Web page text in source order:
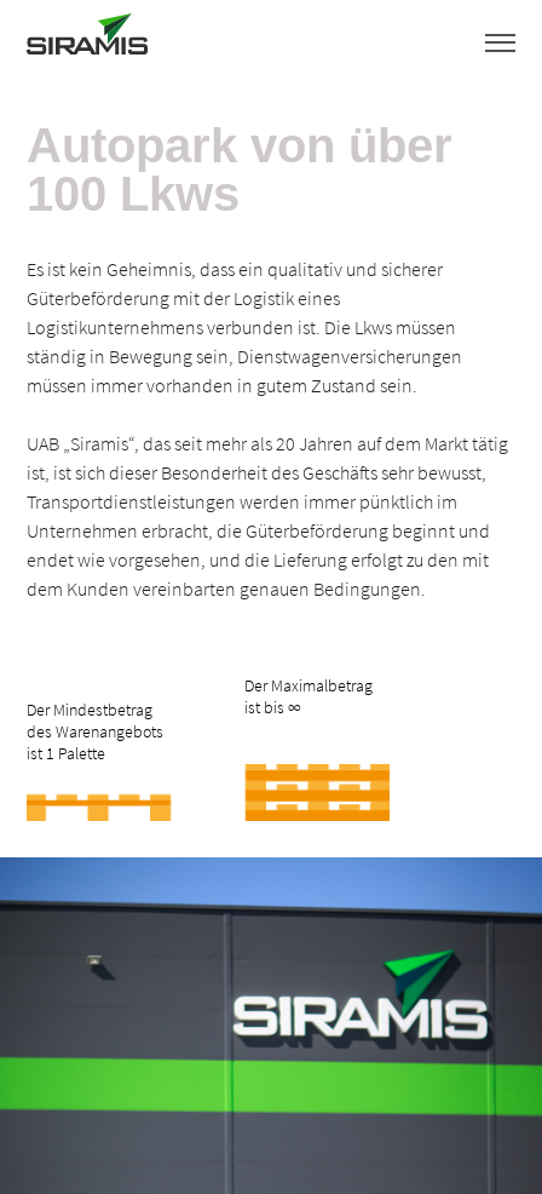
Autopark von über
100 Lkws
Es ist kein Geheimnis, dass ein qualitativ und sicherer
Güterbeförderung mit der Logistik eines
Logistikunternehmens verbunden ist. Die Lkws müssen
ständig in Bewegung sein, Dienstwagenversicherungen
müssen immer vorhanden in gutem Zustand sein.
UAB „Siramis“, das seit mehr als 20 Jahren auf dem Markt tätig
ist, ist sich dieser Besonderheit des Geschäfts sehr bewusst,
Transportdienstleistungen werden immer pünktlich im
Unternehmen erbracht, die Güterbeförderung beginnt und
endet wie vorgesehen, und die Lieferung erfolgt zu den mit
dem Kunden vereinbarten genauen Bedingungen.
Der Mindestbetrag
des Warenangebots
ist 1 Palette
Der Maximalbetrag
ist bis ∞